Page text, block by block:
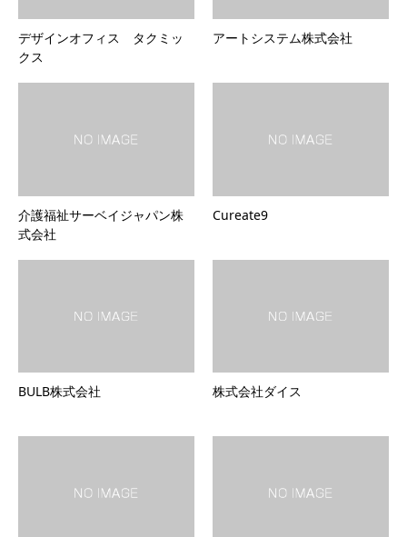
デザインオフィス タクミッ
クス
アートシステム株式会社
介護福祉サーベイジャパン株
式会社
Cureate9
BULB株式会社 株式会社ダイス